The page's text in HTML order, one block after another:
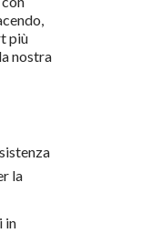
più
nostra
la
in